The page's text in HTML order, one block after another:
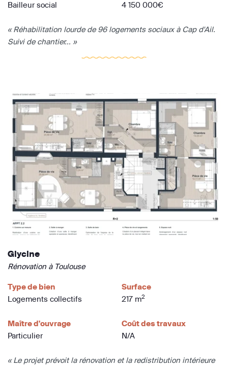
Bailleur social 4 150 000€
« Réhabilitation lourde de 96 logements sociaux à Cap d'Ail.
Suivi de chantier... »
Glycine
Rénovation à Toulouse
Type de bien
Logements collectifs
Surface
217 m2
Maître d'ouvrage
Particulier
Coût des travaux
N/A
« Le projet prévoit la rénovation et la redistribution intérieure